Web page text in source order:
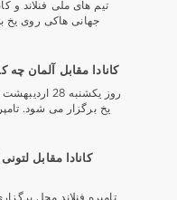
تیم های ملی فنلاند و
جهانی هاکی روی یخ
کانادا مقابل آلمان
روز یکشنبه
یخ برگزار می شود.
کانادا مقابل
تامپره فنلاند محل